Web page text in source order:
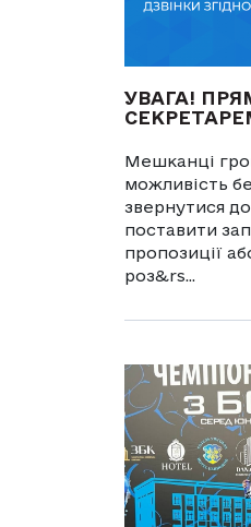
УВАГА!
Мешканці
можливість
звернутися
поставити
пропозиції
роз&rs...